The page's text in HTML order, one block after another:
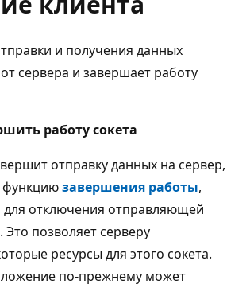
и получения данных
сервера и завершает работу
работу сокета
отправку данных на сервер,
завершения работы,
для отключения отправляющей
Это позволяет серверу
ресурсы для этого сокета.
по-прежнему может